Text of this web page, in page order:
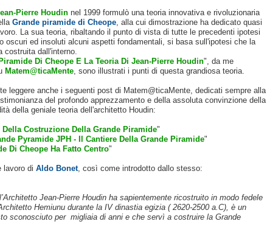
Pierre Houdinnel 1999 formulò una teoria innovativa e rivoluzionaria
Grande piramide di Cheope, alla cui dimostrazione ha dedicato quasi
La sua teoria, ribaltando il punto di vista di tutte le precedenti ipotesi
oscuri ed insoluti alcuni aspetti fondamentali, si basa sull'ipotesi che la
costruita dall'interno.
Di Cheope E La Teoria Di Jean-Pierre Houdin", da me
Matem@ticaMente, sono illustrati i punti di questa grandiosa teoria.
leggere anche i seguenti post di Matem@ticaMente, dedicati sempre alla
del profondo apprezzamento e della assoluta convinzione della
della geniale teoria dell'architetto Houdin:
Della Costruzione Della Grande Piramide"
Pyramide JPH - Il Cantiere Della Grande Piramide"
Di Cheope Ha Fatto Centro"
lavoro di Aldo Bonet, così come introdotto dallo stesso:
Jean-Pierre Houdin ha sapientemente ricostruito in modo fedele
Hemiunu durante la IV dinastia egizia ( 2620-2500 a.C), è un
sconosciuto per migliaia di anni e che servì a costruire la Grande